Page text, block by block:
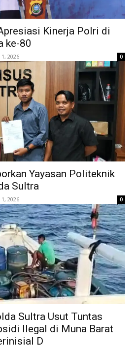
Kinerja Polri di
ke-80
1, 2026 0
Yayasan Politeknik
Sultra
1, 2026 0
Sultra Usut Tuntas
Ilegal di Muna Barat
D